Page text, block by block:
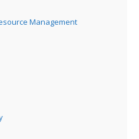
Management